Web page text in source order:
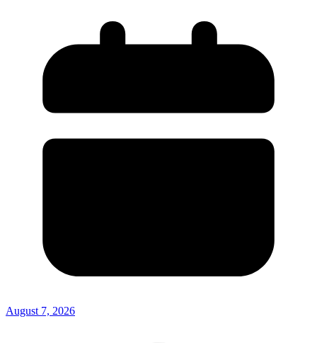
August 7, 2026